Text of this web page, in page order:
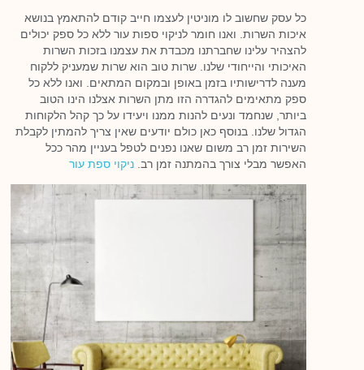
כל עסק שחשוב לו מוניטין לעצמו חייב קודם להתאמץ בנושא
איכות השרות. ואנו חומר לניקוי ספות עור ללא כל ספק יכולים
להצהיר עלינו שחברתנו מכבדת את עצמנו בזכות השרות
האיכותי והייחודי שלנו. שרות טוב הוא שרות שמעניק ללקוח
מענה לדרישותיו בזמן באופן ובמקום המתאים. ואנו ללא כל
ספק מתאימים להגדרה הזו מתן השרות אצלנו הינו הטוב
ביותר, שנחמד ונעים להנות ממנו ויעידו על כך קהל הלקוחות
הגדול שלנו. בנוסף כאן כולם יודעים שאין צריך להמתין לקבלת
השירות זמן רב משום שאנו נפנים לטפל בעניין מהר ככל
האפשר מבלי צורך בהמתנה זמן רב. ניקוי ספת עור